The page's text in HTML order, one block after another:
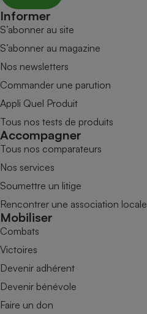
Informer
S’abonner au site
S’abonner au magazine
Nos newsletters
Commander une parution
Appli Quel Produit
Tous nos tests de produits
Accompagner
Tous nos comparateurs
Nos services
Soumettre un litige
Rencontrer une association locale
Mobiliser
Combats
Victoires
Devenir adhérent
Devenir bénévole
Faire un don